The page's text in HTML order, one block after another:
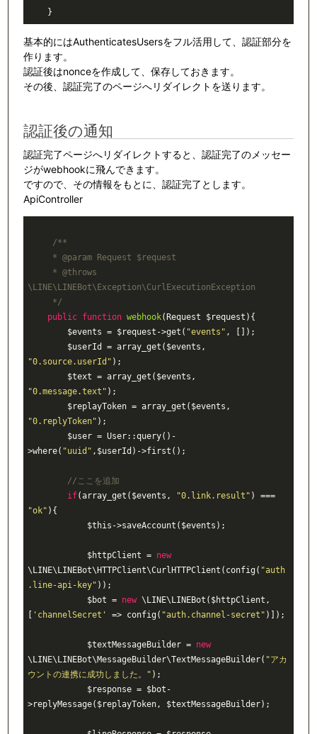
基本的にはAuthenticatesUsersをフル活用して、認証部分を
作ります。
認証後はnonceを作成して、保存しておきます。
その後、認証完了のページへリダイレクトを送ります。
認証後の通知
認証完了ページへリダイレクトすると、認証完了のメッセー
ジがwebhookに飛んできます。
ですので、その情報をもとに、認証完了とします。
ApiController
/**
     *
@param Request $request
     *
@throws
\LINE\LINEBot\Exception\CurlExecutionException
     */
public function webhook(Request $request) {
        $events = $request->get(
"events" , []);
"0.source.userId" );
"0.message.text" );
"0.replyToken" );
>where( "uuid" ,$userId)->first();
//ここを追加
if(array_get($events, "0.link.result"
) ===
"ok" ){
            $httpClient =
new
\LINE\LINEBot\HTTPClient\CurlHTTPClient(config( "auth
.line-api-key" ));
            $bot =
new \LINE\LINEBot($httpClient,
[ 'channelSecret' => config( "auth.channel-secret" )]);
            $textMessageBuilder =
new
\LINE\LINEBot\MessageBuilder\TextMessageBuilder( "アカ
ウントの連携に成功しました。" );
>replyMessage($replayToken, $textMessageBuilder);